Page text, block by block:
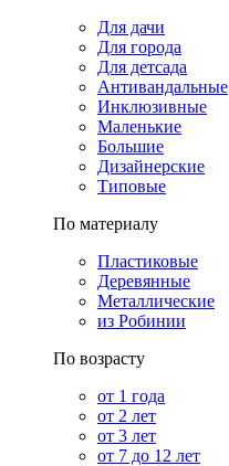
Для дачи
Для города
Для детсада
Антивандальные
Инклюзивные
Маленькие
Большие
Дизайнерские
Типовые
По материалу
Пластиковые
Деревянные
Металлические
из Робинии
По возрасту
от 1 года
от 2 лет
от 3 лет
от 7 до 12 лет